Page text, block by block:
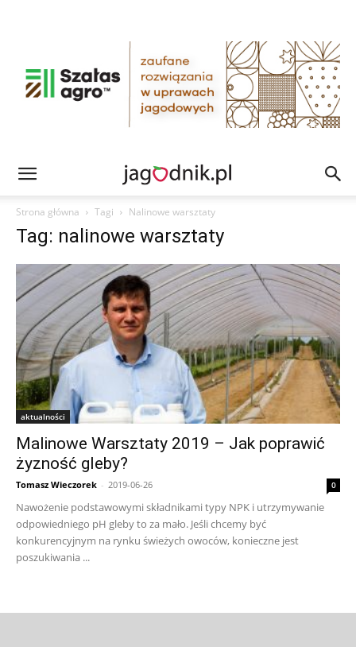
Strona główna Tagi Nalinowe warsztaty
Tag: nalinowe warsztaty
aktualności
Malinowe Warsztaty 2019 – Jak poprawić
żyzność gleby?
Tomasz Wieczorek - 2019-06-26 0
Nawożenie podstawowymi składnikami typy NPK i utrzymywanie
odpowiedniego pH gleby to za mało. Jeśli chcemy być
konkurencyjnym na rynku świeżych owoców, konieczne jest
poszukiwania ...